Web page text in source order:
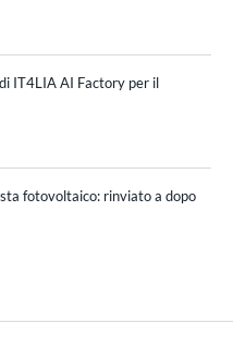
IT4LIA AI Factory per il
fotovoltaico: rinviato a dopo